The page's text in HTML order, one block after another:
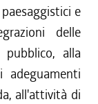
e
delle
alla
adeguamenti
all'attività di